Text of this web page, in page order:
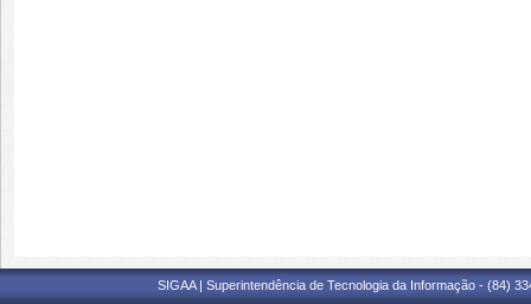
SIGAA | Superintendência de Tecnologia da Informação - (84)